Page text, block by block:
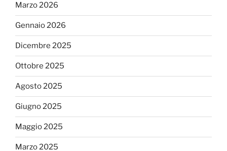
Marzo 2026
Gennaio 2026
Dicembre 2025
Ottobre 2025
Agosto 2025
Giugno 2025
Maggio 2025
Marzo 2025